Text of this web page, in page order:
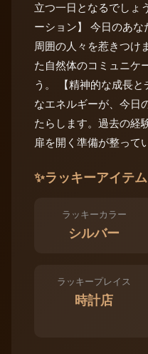
立つ一日となるでしょ
ーション】 今日のあ
周囲の人々を惹きつけ
た自然体のコミュニケ
う。 【精神的な成長と
なエネルギーが、今日
たらします。過去の経
扉を開く準備が整って
✨ラッキーアイテム
ラッキーカラー
シルバー
ラッキープレイス
時計店